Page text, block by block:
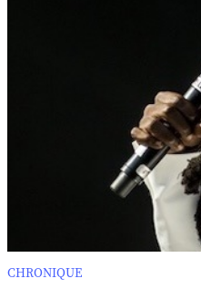
CHRONIQUE